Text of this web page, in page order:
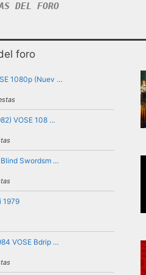
DEL FORO
Se puede criticar, discutir
mostrando insignias,
usuarios.Estas deben ser
de ningún
gritar, si no es esa su
foro
1080p (Nuev …
VOSE 108 …
Swordsm …
1979
VOSE Bdrip …